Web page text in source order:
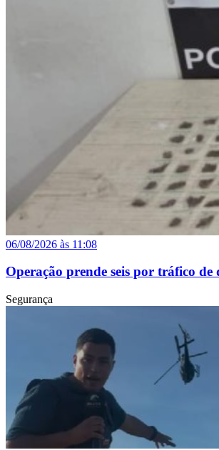
06/08/2026 às 11:08
Operação prende seis por tráfico de
Segurança